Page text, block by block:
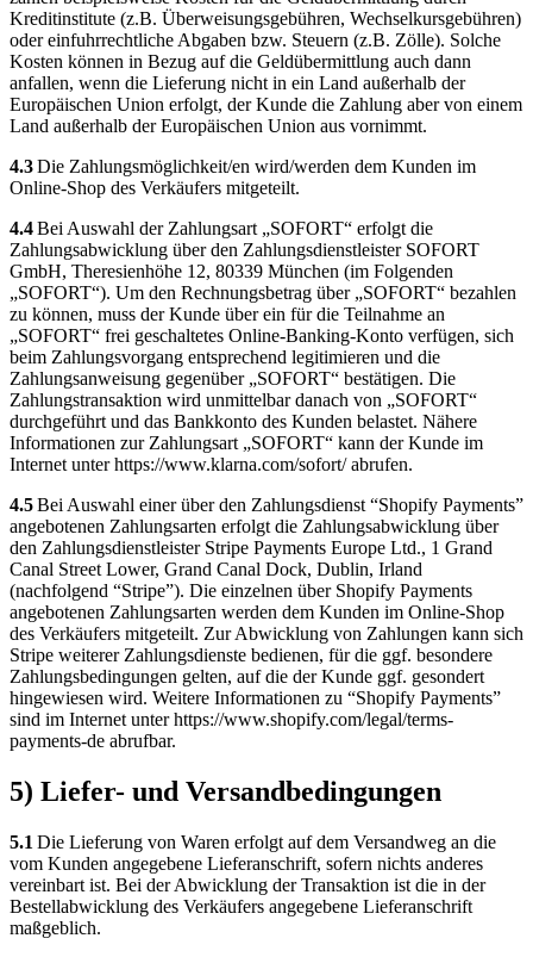
Kreditinstitute (z.B. Überweisungsgebühren, Wechselkursgebühren)
oder einfuhrrechtliche Abgaben bzw. Steuern (z.B. Zölle). Solche
Kosten können in Bezug auf die Geldübermittlung auch dann
anfallen, wenn die Lieferung nicht in ein Land außerhalb der
Europäischen Union erfolgt, der Kunde die Zahlung aber von einem
Land außerhalb der Europäischen Union aus vornimmt.
4.3Die Zahlungsmöglichkeit/en wird/werden dem Kunden im
Online-Shop des Verkäufers mitgeteilt.
4.4Bei Auswahl der Zahlungsart „SOFORT“ erfolgt die
Zahlungsabwicklung über den Zahlungsdienstleister SOFORT
GmbH, Theresienhöhe 12, 80339 München (im Folgenden
„SOFORT“). Um den Rechnungsbetrag über „SOFORT“ bezahlen
zu können, muss der Kunde über ein für die Teilnahme an
„SOFORT“ frei geschaltetes Online-Banking-Konto verfügen, sich
beim Zahlungsvorgang entsprechend legitimieren und die
Zahlungsanweisung gegenüber „SOFORT“ bestätigen. Die
Zahlungstransaktion wird unmittelbar danach von „SOFORT“
durchgeführt und das Bankkonto des Kunden belastet. Nähere
Informationen zur Zahlungsart „SOFORT“ kann der Kunde im
Internet unter https://www.klarna.com/sofort/ abrufen.
4.5Bei Auswahl einer über den Zahlungsdienst “Shopify Payments”
angebotenen Zahlungsarten erfolgt die Zahlungsabwicklung über
den Zahlungsdienstleister Stripe Payments Europe Ltd., 1 Grand
Canal Street Lower, Grand Canal Dock, Dublin, Irland
(nachfolgend “Stripe”). Die einzelnen über Shopify Payments
angebotenen Zahlungsarten werden dem Kunden im Online-Shop
des Verkäufers mitgeteilt. Zur Abwicklung von Zahlungen kann sich
Stripe weiterer Zahlungsdienste bedienen, für die ggf. besondere
Zahlungsbedingungen gelten, auf die der Kunde ggf. gesondert
hingewiesen wird. Weitere Informationen zu “Shopify Payments”
sind im Internet unter https://www.shopify.com/legal/terms-
payments-de abrufbar.
5) Liefer- und Versandbedingungen
5.1 Die Lieferung von Waren erfolgt auf dem Versandweg an die
vom Kunden angegebene Lieferanschrift, sofern nichts anderes
vereinbart ist. Bei der Abwicklung der Transaktion ist die in der
Bestellabwicklung des Verkäufers angegebene Lieferanschrift
maßgeblich.